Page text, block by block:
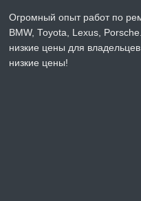
Огромный опыт работ по
BMW, Toyota, Lexus,
низкие цены для
низкие цены!